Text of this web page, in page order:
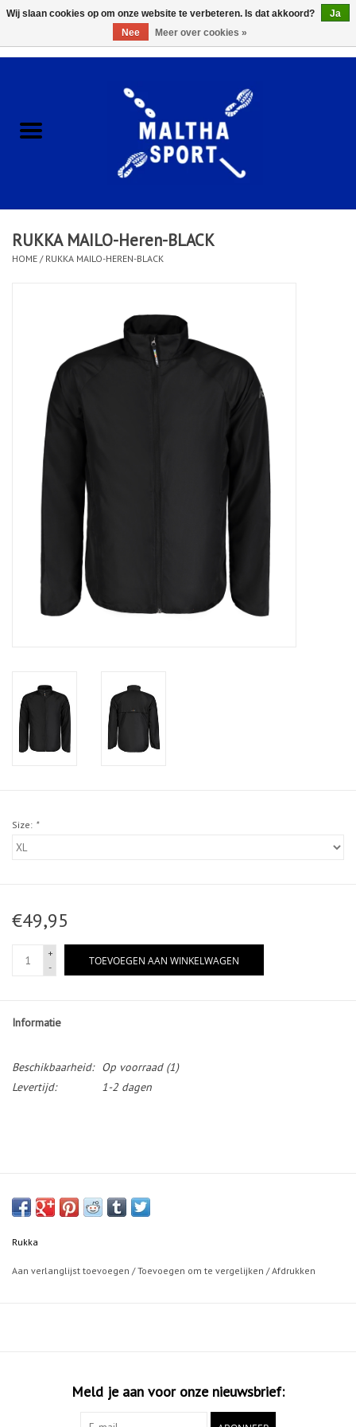
ACCESSOIRES/HARDWARE
KLEDING
CLUBSHOPS
Afspraak Loop Analyse
Diensten
Merken
RUKKA MAILO-Heren-BLACK
HOME / RUKKA MAILO-HEREN-BLACK
Size: *
€49,95
+
-
TOEVOEGEN AAN WINKELWAGEN
Informatie
Beschikbaarheid: Op voorraad(1)
Levertijd:
1-2 dagen
Rukka
Aan verlanglijst toevoegen /Toevoegen om te vergelijken /Afdrukken
Meld je aan voor onze nieuwsbrief:
Wij slaan cookies op om onze website te verbeteren. Is dat akkoord?
Ja
Nee
Meer over cookies »